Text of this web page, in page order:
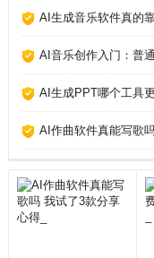
AI生成音乐软件真的
AI音乐创作入门：普
AI生成PPT哪个工具更
AI作曲软件真能写歌